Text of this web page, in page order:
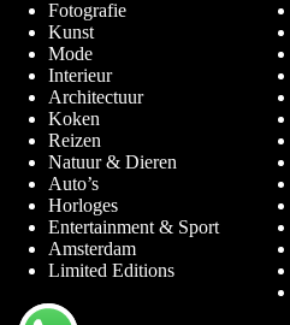
Fotografie
Kunst
Mode
Interieur
Architectuur
Koken
Reizen
Natuur & Dieren
Auto’s
Horloges
Entertainment & Sport
Amsterdam
Limited Editions